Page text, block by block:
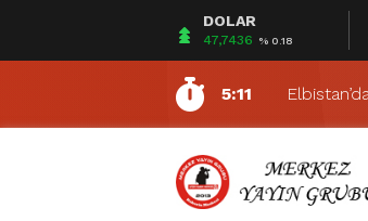
DOLAR
47,7436 % 0.18
16:41
5:16
5:11
16:31
5:35
Belediye
5:24